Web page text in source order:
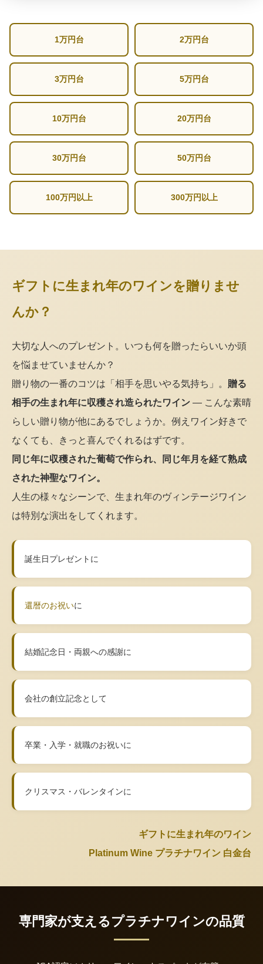
1万円台 2万円台
3万円台 5万円台
10万円台 20万円台
30万円台 50万円台
100万円以上 300万円以上
ギフトに生まれ年のワインを贈りませ
んか？
大切な人へのプレゼント。いつも何を贈ったらいいか頭
を悩ませていませんか？
贈り物の一番のコツは「相手を思いやる気持ち」。 贈る
相手の生まれ年に収穫され造られたワイン — こんな素晴
らしい贈り物が他にあるでしょうか。例えワイン好きで
なくても、きっと喜んでくれるはずです。
同じ年に収穫された葡萄で作られ、同じ年月を経て熟成
された神聖なワイン。
人生の様々なシーンで、生まれ年のヴィンテージワイン
は特別な演出をしてくれます。
誕生日プレゼントに
還暦のお祝いに
結婚記念日・両親への感謝に
会社の創立記念として
卒業・入学・就職のお祝いに
クリスマス・バレンタインに
ギフトに生まれ年のワイン
Platinum Wine プラチナワイン 白金台
専門家が支えるプラチナワインの品質